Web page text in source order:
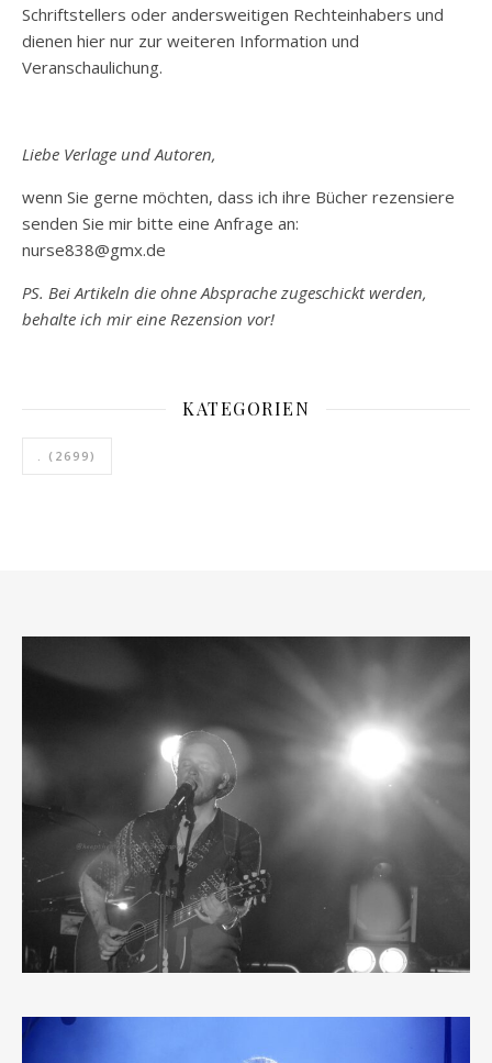
Schriftstellers oder andersweitigen Rechteinhabers und
dienen hier nur zur weiteren Information und
Veranschaulichung.
Liebe Verlage und Autoren,
wenn Sie gerne möchten, dass ich ihre Bücher rezensiere
senden Sie mir bitte eine Anfrage an:
nurse838@gmx.de
PS. Bei Artikeln die ohne Absprache zugeschickt werden,
behalte ich mir eine Rezension vor!
KATEGORIEN
. (2699)